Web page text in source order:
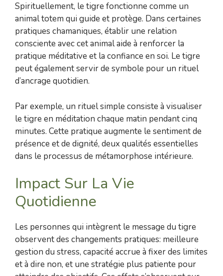
Spirituellement, le tigre fonctionne comme un
animal totem qui guide et protège. Dans certaines
pratiques chamaniques, établir une relation
consciente avec cet animal aide à renforcer la
pratique méditative et la confiance en soi. Le tigre
peut également servir de symbole pour un rituel
d’ancrage quotidien.
Par exemple, un rituel simple consiste à visualiser
le tigre en méditation chaque matin pendant cinq
minutes. Cette pratique augmente le sentiment de
présence et de dignité, deux qualités essentielles
dans le processus de métamorphose intérieure.
Impact Sur La Vie
Quotidienne
Les personnes qui intègrent le message du tigre
observent des changements pratiques: meilleure
gestion du stress, capacité accrue à fixer des limites
et à dire non, et une stratégie plus patiente pour